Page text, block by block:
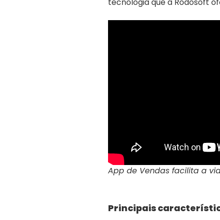
App de Vendas facilita a
Principais